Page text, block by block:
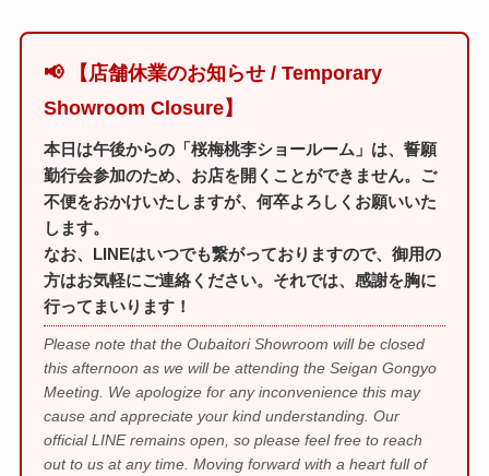
📢 【店舗休業のお知らせ / Temporary
Showroom Closure】
本日は午後からの「桜梅桃李ショールーム」は、誓願
勤行会参加のため、お店を開くことができません。ご
不便をおかけいたしますが、何卒よろしくお願いいた
します。
なお、LINEはいつでも繋がっておりますので、御用の
方はお気軽にご連絡ください。それでは、感謝を胸に
行ってまいります！
Please note that the Oubaitori Showroom will be closed
this afternoon as we will be attending the Seigan Gongyo
Meeting. We apologize for any inconvenience this may
cause and appreciate your kind understanding. Our
official LINE remains open, so please feel free to reach
out to us at any time. Moving forward with a heart full of